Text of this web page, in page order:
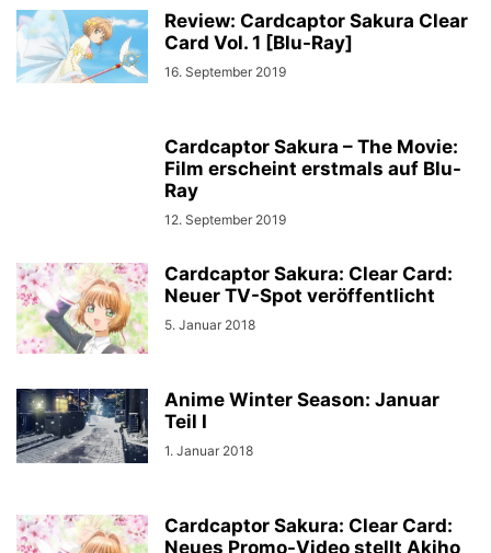
Review: Cardcaptor Sakura Clear
Card Vol. 1 [Blu-Ray]
16. September 2019
Cardcaptor Sakura – The Movie:
Film erscheint erstmals auf Blu-
Ray
12. September 2019
Cardcaptor Sakura: Clear Card:
Neuer TV-Spot veröffentlicht
5. Januar 2018
Anime Winter Season: Januar
Teil I
1. Januar 2018
Cardcaptor Sakura: Clear Card:
Neues Promo-Video stellt Akiho